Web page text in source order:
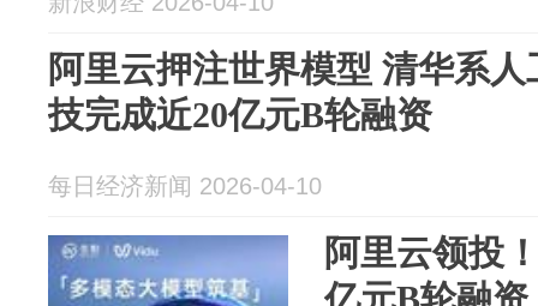
阿里云押注世界模型 清华系
技完成近20亿元B轮融资
每日经济新闻 2026-04-10
阿里云领投